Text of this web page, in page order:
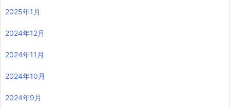
2025年1月
2024年12月
2024年11月
2024年10月
2024年9月